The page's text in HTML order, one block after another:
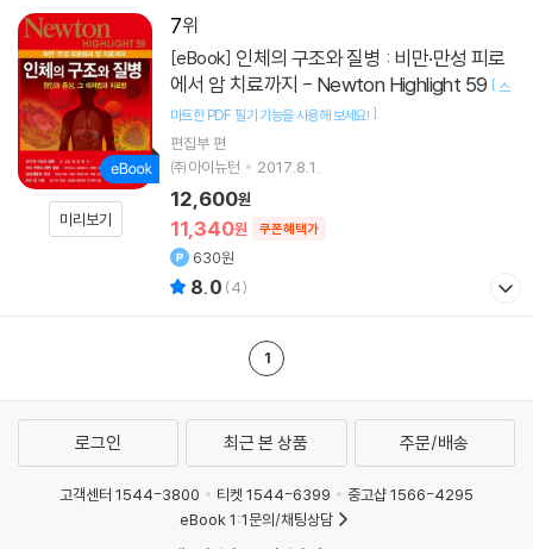
7
미리보기
[eBook]
에서 암 치료까지 - Newton Highlight 59 [ 스
마트한 PDF 필기 기능을 사용해 보세요! ]
편집부 편
㈜아이뉴턴
2017.8.1.
11,340원 쿠폰혜택가
12,600원
630원
8.0 (4)
1
로그인 최근 본 상품 주문/배송
고객센터 1544-3800 티켓 1544-6399
중고샵 1566-4295
eBook 1:1문의/채팅상담